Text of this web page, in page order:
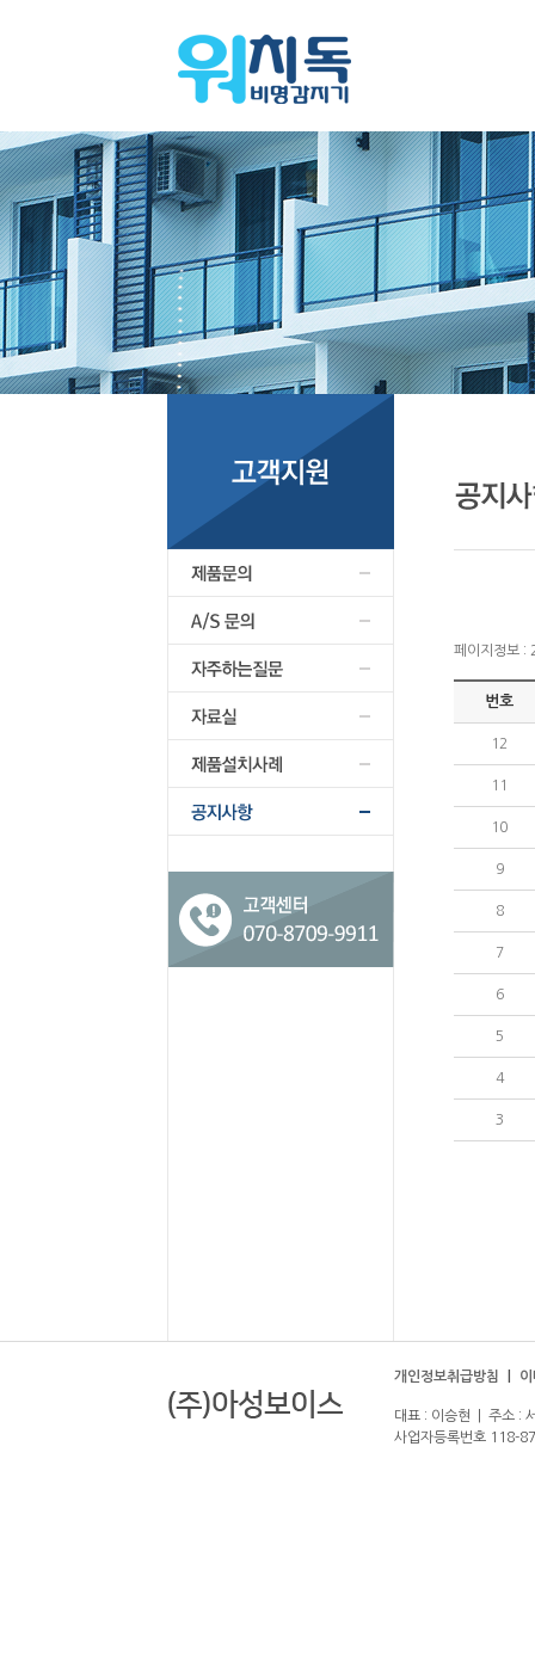
페이지정보 :
번호
12
11
10
9
8
7
6
5
4
3
개인정보취급방침
대표 : 이승현 | 주소 :
사업자등록번호